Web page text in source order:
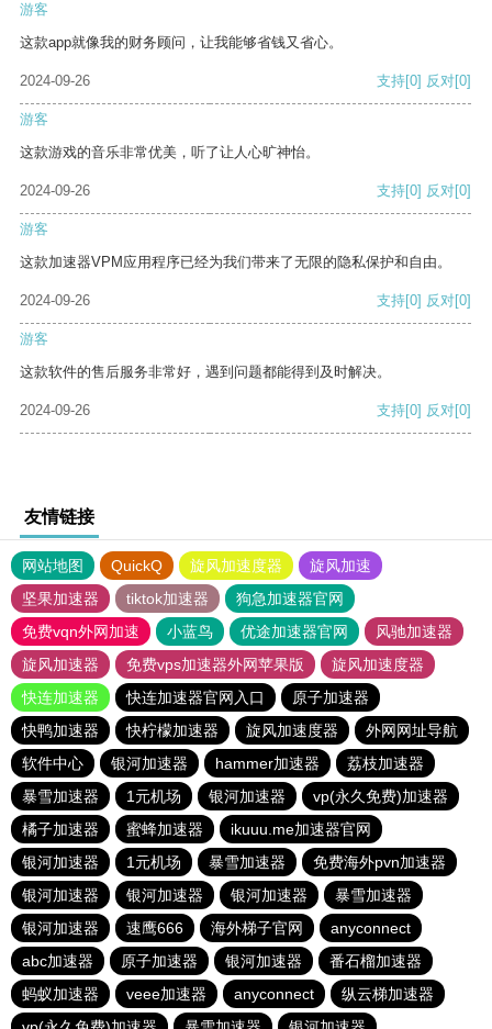
游客
这款app就像我的财务顾问，让我能够省钱又省心。
2024-09-26 支持[0] 反对[0]
游客
这款游戏的音乐非常优美，听了让人心旷神怡。
2024-09-26 支持[0] 反对[0]
游客
这款加速器VPM应用程序已经为我们带来了无限的隐私保护和自由。
2024-09-26 支持[0] 反对[0]
游客
这款软件的售后服务非常好，遇到问题都能得到及时解决。
2024-09-26 支持[0] 反对[0]
友情链接
网站地图 QuickQ 旋风加速度器
旋风加速
坚果加速器
tiktok加速器
狗急加速器官网
免费vqn外网加速
小蓝鸟 优途加速器官网
风驰加速器
旋风加速器
免费vps加速器外网苹果版
旋风加速度器
快连加速器
快连加速器官网入口
原子加速器
快鸭加速器
快柠檬加速器 旋风加速度器
外网网址导航
软件中心
银河加速器 hammer加速器
荔枝加速器
暴雪加速器
1元机场 银河加速器
vp(永久免费)加速器
橘子加速器
蜜蜂加速器
ikuuu.me加速器官网
银河加速器
1元机场 暴雪加速器
免费海外pvn加速器
银河加速器
银河加速器 银河加速器
暴雪加速器
银河加速器
速鹰666 海外梯子官网
anyconnect
abc加速器
原子加速器 银河加速器
番石榴加速器
蚂蚁加速器
veee加速器 anyconnect
纵云梯加速器